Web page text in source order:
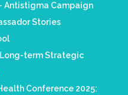
Antistigma Campaign
Stories
Long-term Strategic
Conference 2025: